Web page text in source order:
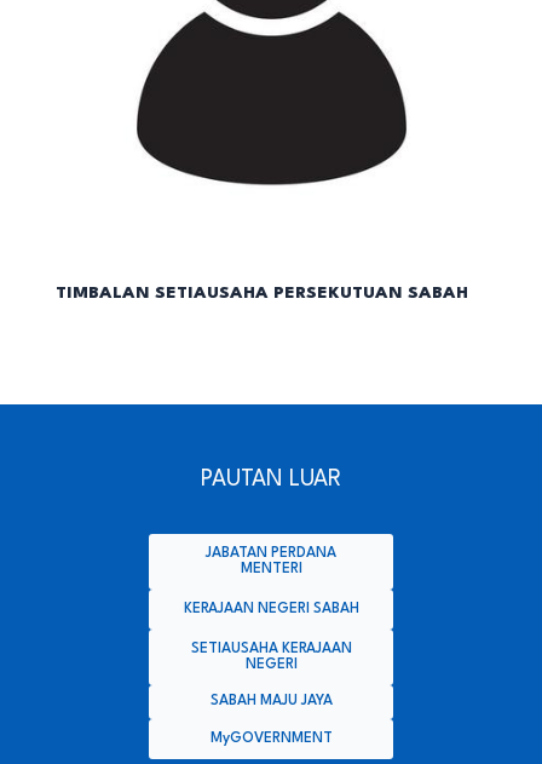
TIMBALAN SETIAUSAHA PERSEKUTUAN SABAH
PAUTAN LUAR
JABATAN PERDANA
MENTERI
KERAJAAN NEGERI SABAH
SETIAUSAHA KERAJAAN
NEGERI
SABAH MAJU JAYA
MyGOVERNMENT